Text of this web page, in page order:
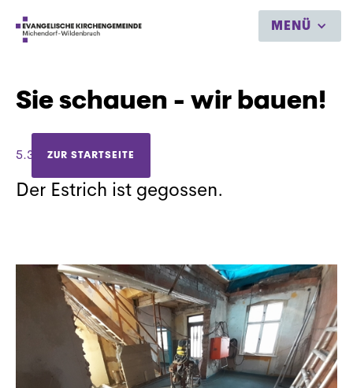
MENÜ
ZUR STARTSEITE
Sie schauen - wir bauen!
5.3.2021
Der Estrich ist gegossen.